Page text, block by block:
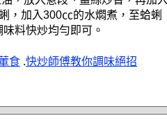
，加入300㏄的水燜煮，至蛤蜊
料快炒均勻即可。
食 .快炒師傅教你調味絕招